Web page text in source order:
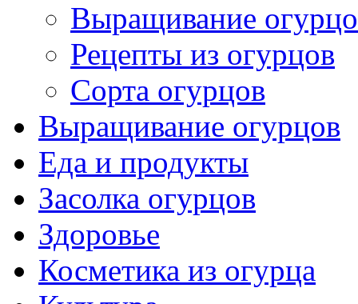
Выращивание
Рецепты из огурцов
Сорта огурцов
Выращивание огурцов
Еда и продукты
Засолка огурцов
Здоровье
Косметика из огурца